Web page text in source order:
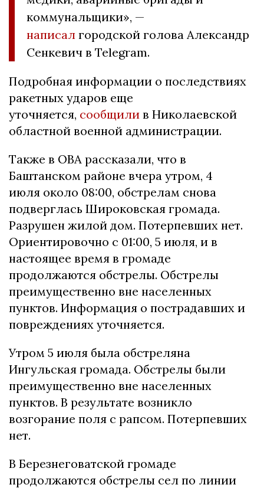
коммунальщики», —
написал городской голова Александр
Сенкевич в Telegram.
Подробная информации о последствиях
ракетных ударов еще
уточняется, сообщили в Николаевской
областной военной администрации.
Также в ОВА рассказали, что в
Баштанском районе вчера утром, 4
июля около 08:00, обстрелам снова
подверглась Широковская громада.
Разрушен жилой дом. Потерпевших нет.
Ориентировочно с 01:00, 5 июля, и в
настоящее время в громаде
продолжаются обстрелы. Обстрелы
преимущественно вне населенных
пунктов. Информация о пострадавших и
повреждениях уточняется.
Утром 5 июля была обстреляна
Ингульская громада. Обстрелы были
преимущественно вне населенных
пунктов. В результате возникло
возгорание поля с рапсом. Потерпевших
нет.
В Березнеговатской громаде
продолжаются обстрелы сел по линии